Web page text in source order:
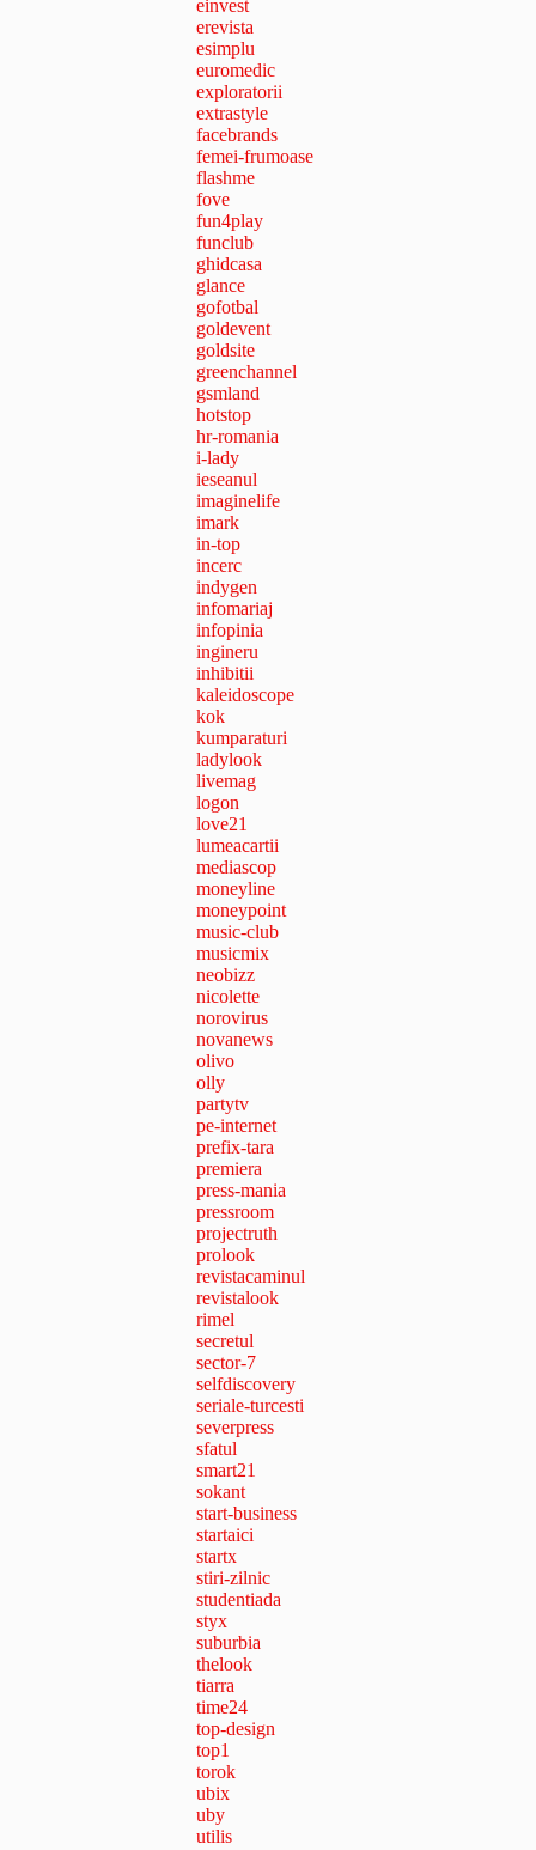
einvest
erevista
esimplu
euromedic
exploratorii
extrastyle
facebrands
femei-frumoase
flashme
fove
fun4play
funclub
ghidcasa
glance
gofotbal
goldevent
goldsite
greenchannel
gsmland
hotstop
hr-romania
i-lady
ieseanul
imaginelife
imark
in-top
incerc
indygen
infomariaj
infopinia
ingineru
inhibitii
kaleidoscope
kok
kumparaturi
ladylook
livemag
logon
love21
lumeacartii
mediascop
moneyline
moneypoint
music-club
musicmix
neobizz
nicolette
norovirus
novanews
olivo
olly
partytv
pe-internet
prefix-tara
premiera
press-mania
pressroom
projectruth
prolook
revistacaminul
revistalook
rimel
secretul
sector-7
selfdiscovery
seriale-turcesti
severpress
sfatul
smart21
sokant
start-business
startaici
startx
stiri-zilnic
studentiada
styx
suburbia
thelook
tiarra
time24
top-design
top1
torok
ubix
uby
utilis